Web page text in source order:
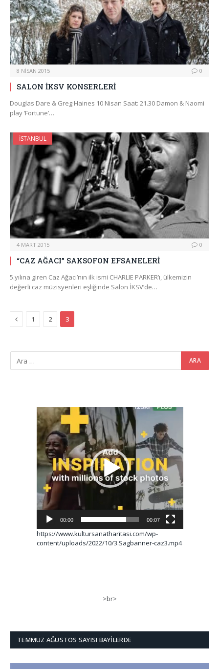
8 NISAN 2015 0
SALON İKSV KONSERLERİ
Douglas Dare & Greg Haines 10 Nisan Saat: 21.30 Damon & Naomi
play ‘Fortune’…
İSTANBUL
4 MART 2015 0
“CAZ AĞACI” SAKSOFON EFSANELERİ
5.yılına giren Caz Ağacı’nın ilk ismi CHARLIE PARKER’ı, ülkemizin
değerli caz müzisyenleri eşliğinde Salon İKSV’de…
Previous
1 2 3
Video
oynatıcı
00:00 00:07
https://www.kultursanatharitasi.com/wp-
content/uploads/2022/10/3.Sagbanner-caz3.mp4
>br>
TEMMUZ AĞUSTOS SAYISI BAYILERDE